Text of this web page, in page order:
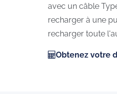
avec un câble
recharger à une
recharger toute
Obtenez votre